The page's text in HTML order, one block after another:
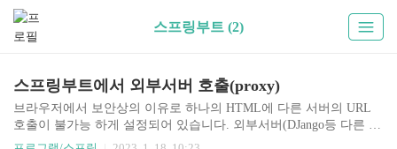
스프링부트 (2)
스프링부트에서 외부서버 호출(proxy)
브라우저에서 보안상의 이유로 하나의 HTML에 다른 서버의 URL
호출이 불가능 하게 설정되어 있습니다. 외부서버(DJango등 다른 종
류의 서버도 가능) 호출이 필요할 때 경로에 "proxy" 를 삽입하면 해